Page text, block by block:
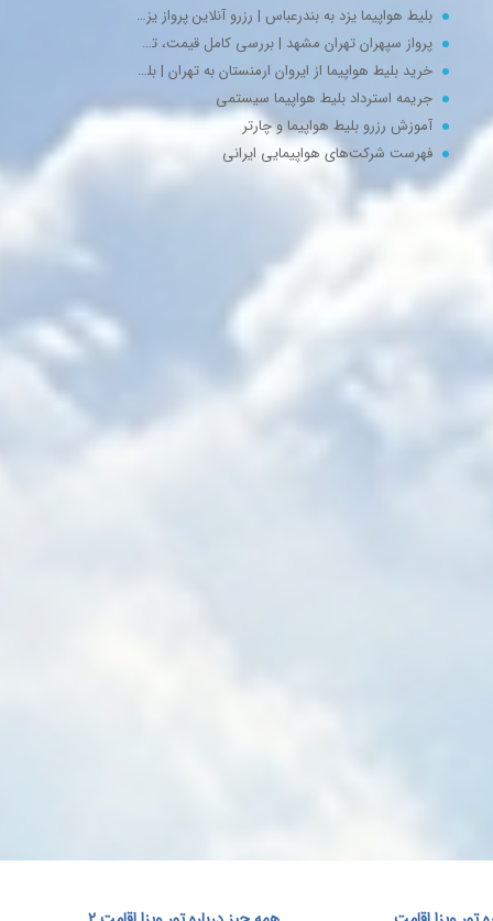
است که به شما کمک می‌کند:
و با اطمینان کامل، بهترین
بودجه، زمان سفر و شرایط
سریع‌تر و هوشمندانه‌تر انجام
پرواز سپهران تهران مشهد | بررسی کامل قیمت، تجربه سفر، مزایا و خرید بلیت
خرید بلیط هواپیما از ایروان ارمنستان به تهران | بلیط ایروان تهران EVN – THR
جریمه استرداد بلیط هواپیما سیستمی
آموزش رزرو بلیط هواپیما و چارتر
فهرست شرکت‌های هواپیمایی ایرانی
سامانه ثبت شکایات
جریمه استرداد بلیط هواپیما سیستمی